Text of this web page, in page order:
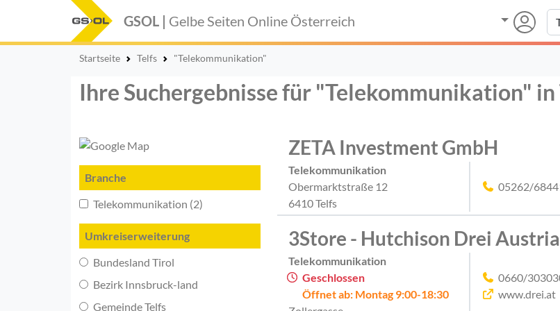
GSOL | Gelbe Seiten Online Österreich
Startseite Telfs "Telekommunikation"
Ihre Suchergebnisse für "Telekommunikation" in
Branche
Telekommunikation (2)
Umkreiserweiterung
Bundesland Tirol
Bezirk Innsbruck-land
Gemeinde Telfs
ZETA Investment GmbH
Telekommunikation
Obermarktstraße 12
6410 Telfs
05262/
3Store - Hutchison Drei
Telekommunikation
Geschlossen
Öffnet ab: Montag 9:00-18:30
0660/
www.drei.at